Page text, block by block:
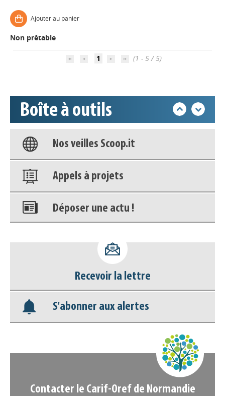
Ajouter au panier
Non prêtable
1 (1 - 5 / 5)
Boîte à outils
Déposer une actu !
Base documentaire
Nos veilles Scoop.it
Appels à projets
Déposer une actu !
déconnecter)
Base documentaire
Nos veilles Scoop.it
Recevoir la lettre
S'abonner aux alertes
Contacter le Carif-Oref de Normandie